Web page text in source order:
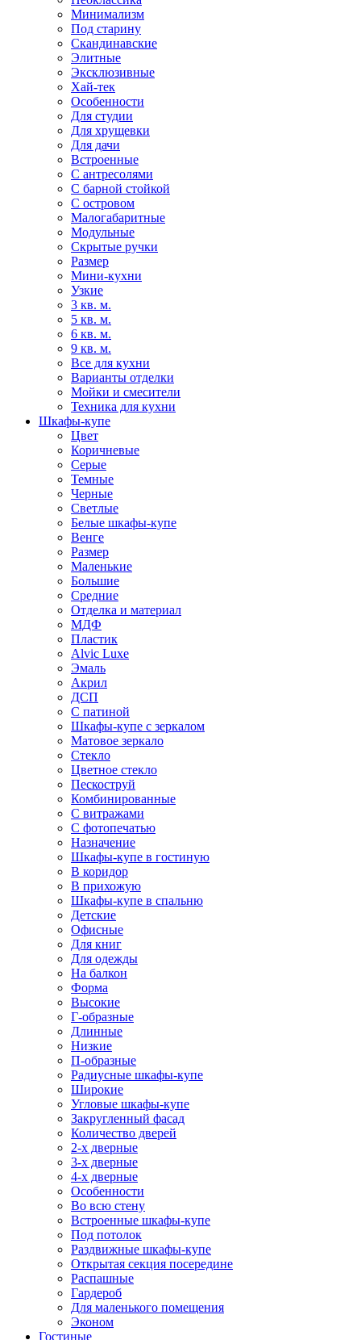
Минимализм
Под старину
Скандинавские
Элитные
Эксклюзивные
Хай-тек
Особенности
Для студии
Для хрущевки
Для дачи
Встроенные
С антресолями
С барной стойкой
С островом
Малогабаритные
Модульные
Скрытые ручки
Размер
Мини-кухни
Узкие
3 кв. м.
5 кв. м.
6 кв. м.
9 кв. м.
Все для кухни
Варианты отделки
Мойки и смесители
Техника для кухни
Шкафы-купе
Цвет
Коричневые
Серые
Темные
Черные
Светлые
Белые шкафы-купе
Венге
Размер
Маленькие
Большие
Средние
Отделка и материал
МДФ
Пластик
Alvic Luxe
Эмаль
Акрил
ДСП
С патиной
Шкафы-купе с зеркалом
Матовое зеркало
Стекло
Цветное стекло
Пескоструй
Комбинированные
С витражами
С фотопечатью
Назначение
Шкафы-купе в гостиную
В коридор
В прихожую
Шкафы-купе в спальню
Детские
Офисные
Для книг
Для одежды
На балкон
Форма
Высокие
Г-образные
Длинные
Низкие
П-образные
Радиусные шкафы-купе
Широкие
Угловые шкафы-купе
Закругленный фасад
Количество дверей
2-х дверные
3-х дверные
4-х дверные
Особенности
Во всю стену
Встроенные шкафы-купе
Под потолок
Раздвижные шкафы-купе
Открытая секция посередине
Распашные
Гардероб
Для маленького помещения
Эконом
Гостиные